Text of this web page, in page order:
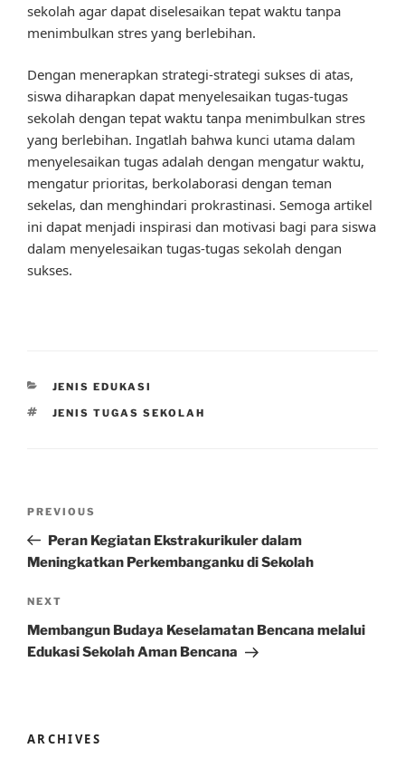
sekolah agar dapat diselesaikan tepat waktu tanpa
menimbulkan stres yang berlebihan.
Dengan menerapkan strategi-strategi sukses di atas,
siswa diharapkan dapat menyelesaikan tugas-tugas
sekolah dengan tepat waktu tanpa menimbulkan stres
yang berlebihan. Ingatlah bahwa kunci utama dalam
menyelesaikan tugas adalah dengan mengatur waktu,
mengatur prioritas, berkolaborasi dengan teman
sekelas, dan menghindari prokrastinasi. Semoga artikel
ini dapat menjadi inspirasi dan motivasi bagi para siswa
dalam menyelesaikan tugas-tugas sekolah dengan
sukses.
CATEGORIES
JENIS EDUKASI
TAGS
JENIS TUGAS SEKOLAH
Previous
Post
PREVIOUS
Peran Kegiatan Ekstrakurikuler dalam
Meningkatkan Perkembanganku di Sekolah
Next
Post
NEXT
Membangun Budaya Keselamatan Bencana melalui
Edukasi Sekolah Aman Bencana
ARCHIVES